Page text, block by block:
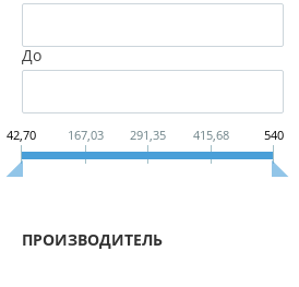
До
42,70 167,03 291,35 415,68 540
ПРОИЗВОДИТЕЛЬ